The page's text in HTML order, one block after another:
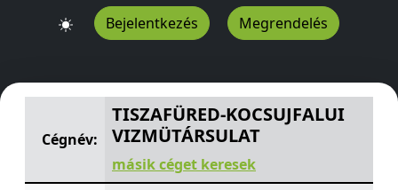
Bejelentkezés Megrendelés
TISZAFÜRED-KOCSUJFALUI VIZMÜTÁRSULAT Községi
Cégnév:
TISZAFÜRED-KOCSUJFALUI
VIZMÜTÁRSULAT
másik céget keresek